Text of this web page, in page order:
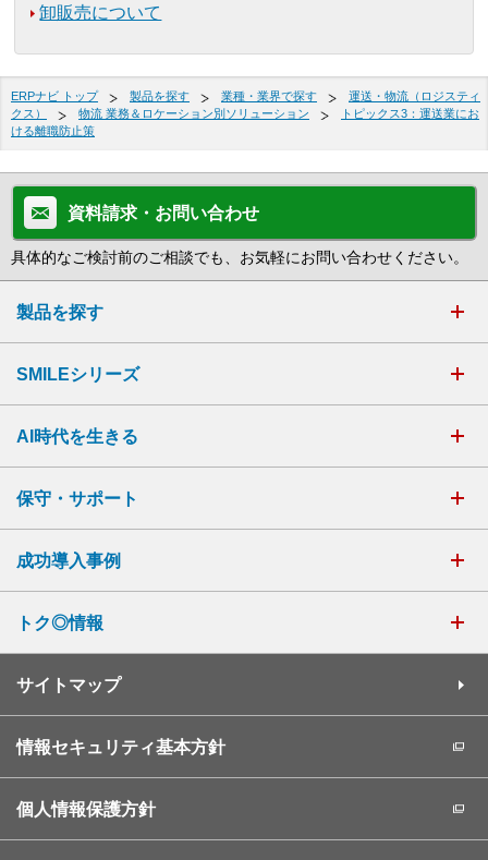
卸販売について
ERPナビ トップ 製品を探す 業種・業界で探す
運送・物流（ロジスティ
クス）
物流 業務＆ロケーション別ソリューション
トピックス3：運送業にお
ける離職防止策
資料請求・お問い合わせ
具体的なご検討前のご相談でも、お気軽にお問い合わせください。
製品を探す
SMILEシリーズ
AI時代を生きる
保守・サポート
成功導入事例
トク◎情報
サイトマップ
情報セキュリティ基本方針
個人情報保護方針